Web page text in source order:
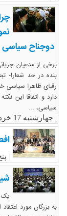
دوجناح سیاسی
برخی از مدعیان
بنده در حد
رقبای ظاهرا سیاسی
دارد و اتفاقا این
سیاسی، ...
| چهارشنبه 17 خرداد 1396
|
یک
به بزرگان مورد